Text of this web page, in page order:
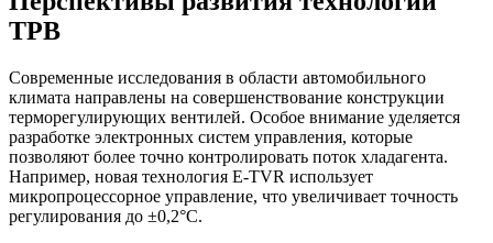
ТРВ
Современные исследования в области автомобильного
климата направлены на совершенствование конструкции
терморегулирующих вентилей. Особое внимание уделяется
разработке электронных систем управления, которые
позволяют более точно контролировать поток хладагента.
Например, новая технология E-TVR использует
микропроцессорное управление, что увеличивает точность
регулирования до ±0,2°C.